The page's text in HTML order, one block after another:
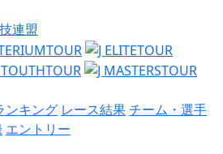
連盟
ンキング レース結果チーム・選手
エントリー